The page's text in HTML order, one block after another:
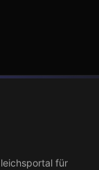
für